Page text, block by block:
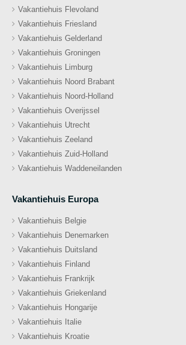
Vakantiehuis Flevoland
Vakantiehuis Friesland
Vakantiehuis Gelderland
Vakantiehuis Groningen
Vakantiehuis Limburg
Vakantiehuis Noord Brabant
Vakantiehuis Noord-Holland
Vakantiehuis Overijssel
Vakantiehuis Utrecht
Vakantiehuis Zeeland
Vakantiehuis Zuid-Holland
Vakantiehuis Waddeneilanden
Vakantiehuis Europa
Vakantiehuis Belgie
Vakantiehuis Denemarken
Vakantiehuis Duitsland
Vakantiehuis Finland
Vakantiehuis Frankrijk
Vakantiehuis Griekenland
Vakantiehuis Hongarije
Vakantiehuis Italie
Vakantiehuis Kroatie